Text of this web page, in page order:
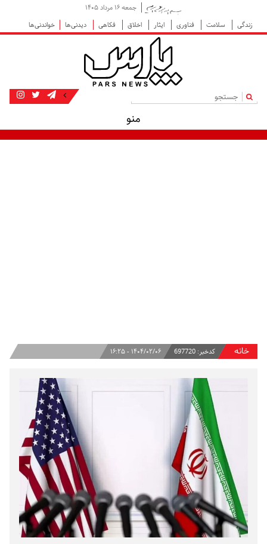
جمعه ۱۶ مرداد ۱۴۰۵
زندگی
سلامت فناوری ایثار اخلاق فکاهی دیدنی‌ها خواندنی‌ها
|
منو
خانه کدخبر: 697720 ۱۴۰۴/۰۲/۰۶ - ۱۶:۲۵